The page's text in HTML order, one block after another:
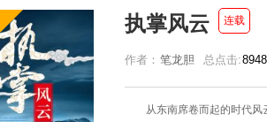
执掌风云 连载
作者： 笔龙胆 总点击:
从东南席卷而起的时代